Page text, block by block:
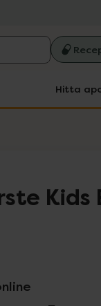
Hitta
Kids